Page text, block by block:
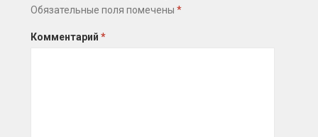
Обязательные поля помечены*
Комментарий*